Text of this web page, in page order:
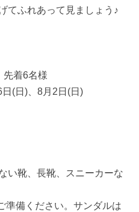
てふれあって見ましょう♪
先着6名様
日(日)、8月2日(日)
い靴、長靴、スニーカーな
準備ください。サンダルは